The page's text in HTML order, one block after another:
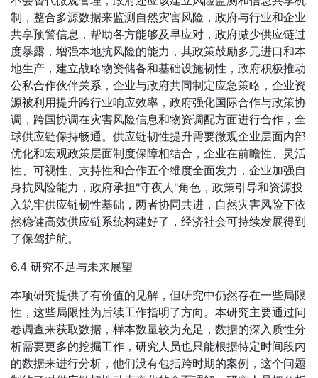
制，整合多源数据来监测自然灾害风险，政府与行业和企业
共享预警信息，帮助各方能够及早应对，政府减少供应链过
度暴露，增强本地抗风险的能力，其政策鼓励多元进口和本
地生产，建立战略物资储备和基础设施韧性，政府积极推动
公私合作伙伴关系，企业与政府共同制定应急策略，企业资
源被利用提升跨行业响应效率，政府强化国际合作与政策协
调，跨国协调在灾害风险信息和物资调配方面进行合作，全
球供应链保持畅通。供应链韧性提升需要微观企业层面内部
优化和宏观政策层面制度保障相结合，企业在前瞻性、灵活
性、可视性、支持性和合作五个维度全面发力，企业加强自
身抗风险能力，政府承担"守夜人"角色，政策引导和资源投
入筑牢供应链韧性基础，两者协同共进，自然灾害风险下依
然稳健高效供应链系统构建好了，经济社会可持续发展得到
了保驾护航。
6.4 研究不足与未来展望
本项研究提供了有价值的见解，但研究中仍然存在一些局限
性，这些局限性为后续工作指明了方向。本研究主要通过问
卷调查来获取数据，样本数量较为充足，数据的深入质性分
析需要更多的挖掘工作，研究人员也只能根据特定时间段内
的数据来进行分析，他们没有包括跨时期的案例，这个问题